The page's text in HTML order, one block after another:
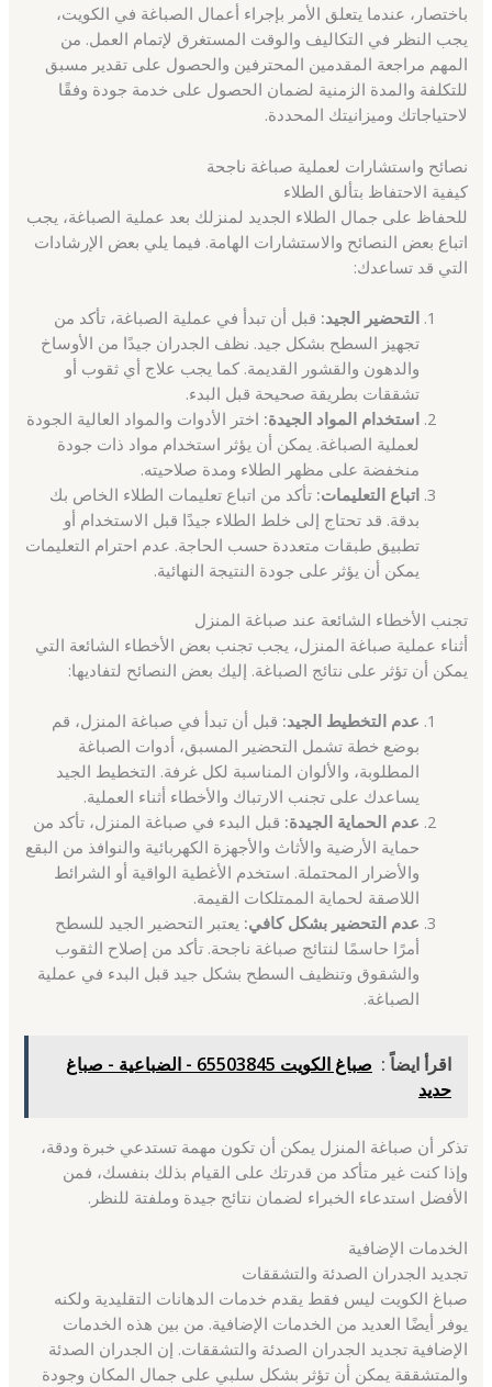
باختصار، عندما يتعلق الأمر بإجراء أعمال الصباغة في الكويت،
يجب النظر في التكاليف والوقت المستغرق لإتمام العمل. من
المهم مراجعة المقدمين المحترفين والحصول على تقدير مسبق
للتكلفة والمدة الزمنية لضمان الحصول على خدمة جودة وفقًا
لاحتياجاتك وميزانيتك المحددة.
نصائح واستشارات لعملية صباغة ناجحة
كيفية الاحتفاظ بتألق الطلاء
للحفاظ على جمال الطلاء الجديد لمنزلك بعد عملية الصباغة، يجب
اتباع بعض النصائح والاستشارات الهامة. فيما يلي بعض الإرشادات
التي قد تساعدك:
التحضير الجيد: قبل أن تبدأ في عملية الصباغة، تأكد من
تجهيز السطح بشكل جيد. نظف الجدران جيدًا من الأوساخ
والدهون والقشور القديمة. كما يجب علاج أي ثقوب أو
تشققات بطريقة صحيحة قبل البدء.
استخدام المواد الجيدة: اختر الأدوات والمواد العالية الجودة
لعملية الصباغة. يمكن أن يؤثر استخدام مواد ذات جودة
منخفضة على مظهر الطلاء ومدة صلاحيته.
اتباع التعليمات: تأكد من اتباع تعليمات الطلاء الخاص بك
بدقة. قد تحتاج إلى خلط الطلاء جيدًا قبل الاستخدام أو
تطبيق طبقات متعددة حسب الحاجة. عدم احترام التعليمات
يمكن أن يؤثر على جودة النتيجة النهائية.
تجنب الأخطاء الشائعة عند صباغة المنزل
أثناء عملية صباغة المنزل، يجب تجنب بعض الأخطاء الشائعة التي
يمكن أن تؤثر على نتائج الصباغة. إليك بعض النصائح لتفاديها:
عدم التخطيط الجيد: قبل أن تبدأ في صباغة المنزل، قم
بوضع خطة تشمل التحضير المسبق، أدوات الصباغة
المطلوبة، والألوان المناسبة لكل غرفة. التخطيط الجيد
يساعدك على تجنب الارتباك والأخطاء أثناء العملية.
عدم الحماية الجيدة: قبل البدء في صباغة المنزل، تأكد من
حماية الأرضية والأثاث والأجهزة الكهربائية والنوافذ من البقع
والأضرار المحتملة. استخدم الأغطية الواقية أو الشرائط
اللاصقة لحماية الممتلكات القيمة.
عدم التحضير بشكل كافي: يعتبر التحضير الجيد للسطح
أمرًا حاسمًا لنتائج صباغة ناجحة. تأكد من إصلاح الثقوب
والشقوق وتنظيف السطح بشكل جيد قبل البدء في عملية
الصباغة.
اقرأ ايضاً :
صباغ الكويت 65503845 - الضباعية - صباغ
حديد
تذكر أن صباغة المنزل يمكن أن تكون مهمة تستدعي خبرة ودقة،
وإذا كنت غير متأكد من قدرتك على القيام بذلك بنفسك، فمن
الأفضل استدعاء الخبراء لضمان نتائج جيدة وملفتة للنظر.
الخدمات الإضافية
تجديد الجدران الصدئة والتشققات
صباغ الكويت ليس فقط يقدم خدمات الدهانات التقليدية ولكنه
يوفر أيضًا العديد من الخدمات الإضافية. من بين هذه الخدمات
الإضافية تجديد الجدران الصدئة والتشققات. إن الجدران الصدئة
والمتشققة يمكن أن تؤثر بشكل سلبي على جمال المكان وجودة